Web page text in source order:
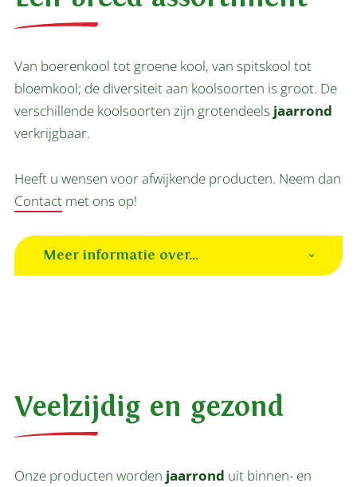
Van boerenkool tot groene kool, van spitskool tot
bloemkool; de diversiteit aan koolsoorten is groot. De
verschillende koolsoorten zijn grotendeels jaarrond
verkrijgbaar.
Heeft u wensen voor afwijkende producten. Neem dan
Contact met ons op!
Meer informatie over...
Veelzijdig en gezond
Onze producten worden jaarrond uit binnen- en